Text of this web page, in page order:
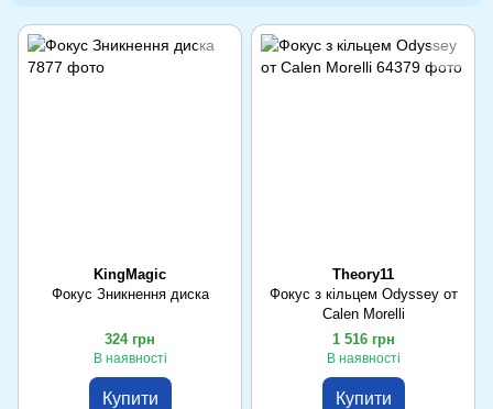
KingMagic
Фокус Зникнення диска
324 грн
В наявності
Купити
Theory11
Фокус з кільцем Odyssey от
Calen Morelli
1 516 грн
В наявності
Купити